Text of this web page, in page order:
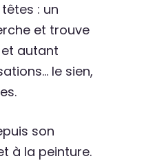
: un
et trouve
autant
le sien,
son
à la peinture.